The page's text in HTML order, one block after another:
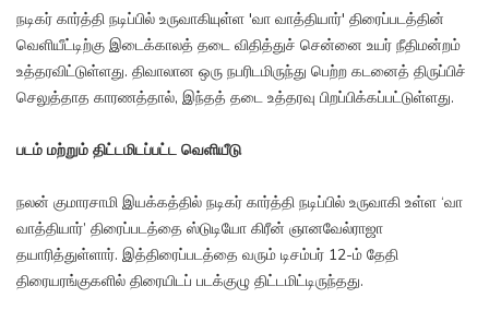
நடிகர் கார்த்தி நடிப்பில் உருவாகியுள்ள 'வா வாத்தியார்' திரைப்படத்தின்
வெளியீட்டிற்கு இடைக்காலத் தடை விதித்துச் சென்னை உயர் நீதிமன்றம்
உத்தரவிட்டுள்ளது. திவாலான ஒரு நபரிடமிருந்து பெற்ற கடனைத் திருப்பிச்
செலுத்தாத காரணத்தால், இந்தத் தடை உத்தரவு பிறப்பிக்கப்பட்டுள்ளது.
படம் மற்றும் திட்டமிடப்பட்ட வெளியீடு
நலன் குமாரசாமி இயக்கத்தில் நடிகர் கார்த்தி நடிப்பில் உருவாகி உள்ள ‘வா
வாத்தியார்’ திரைப்படத்தை ஸ்டுடியோ கிரீன் ஞானவேல்ராஜா
தயாரித்துள்ளார். இத்திரைப்படத்தை வரும் டிசம்பர் 12-ம் தேதி
திரையரங்குகளில் திரையிடப் படக்குழு திட்டமிட்டிருந்தது.